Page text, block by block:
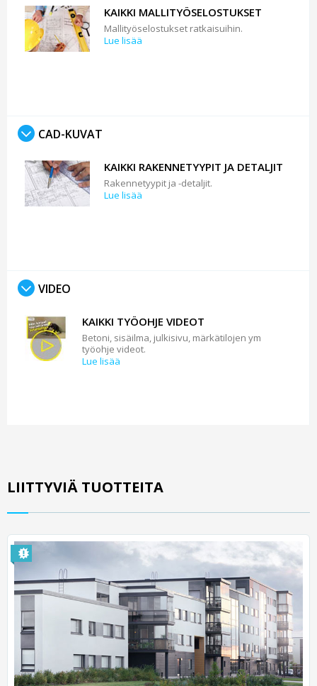
KAIKKI MALLITYÖSELOSTUKSET
Mallityöselostukset ratkaisuihin.
Lue lisää
CAD-KUVAT
KAIKKI RAKENNETYYPIT JA DETALJIT
Rakennetyypit ja -detaljit.
Lue lisää
VIDEO
KAIKKI TYÖOHJE VIDEOT
Betoni, sisäilma, julkisivu, märkätilojen ym
työohje videot.
Lue lisää
LIITTYVIÄ TUOTTEITA